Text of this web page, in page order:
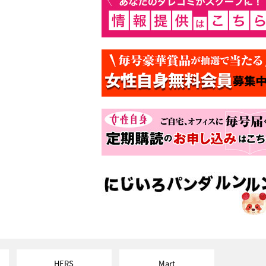
HERS Mart